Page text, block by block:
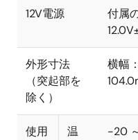
12V電源
付属
外形寸法
（突起部を
除く）
横幅
使用
温
-20